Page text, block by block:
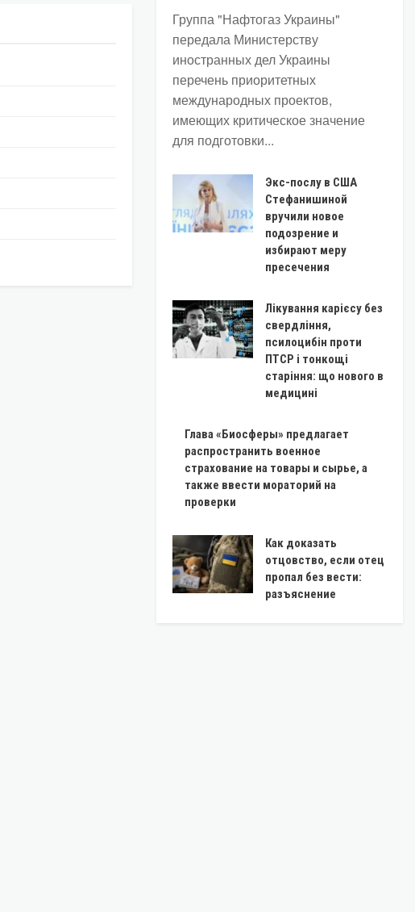
Группа "Нафтогаз Украины"
передала Министерству
иностранных дел Украины
перечень приоритетных
международных проектов,
имеющих критическое значение
для подготовки...
Экс-послу в США
Стефанишиной
вручили новое
подозрение и
избирают меру
пресечения
Лікування карієсу без
свердління,
псилоцибін проти
ПТСР і тонкощі
старіння: що нового в
медицині
Глава «Биосферы» предлагает
распространить военное
страхование на товары и сырье, а
также ввести мораторий на
проверки
Как доказать
отцовство, если отец
пропал без вести:
разъяснение